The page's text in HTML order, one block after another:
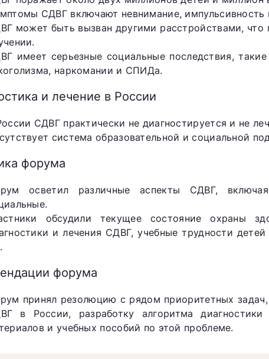
СДВГ включают невнимание, импульсивность
может быть вызван другими расстройствами, что
имеет серьезные социальные последствия,
наркомании и СПИДа.
и лечение в России
СДВГ практически не диагностируется и не
система образовательной и социальной
форума
осветил различные аспекты СДВГ,
обсудили текущее состояние охраны
и лечения СДВГ, учебные трудности
форума
принял резолюцию с рядом приоритетных
в России, разработку алгоритма
и учебных пособий по этой проблеме.